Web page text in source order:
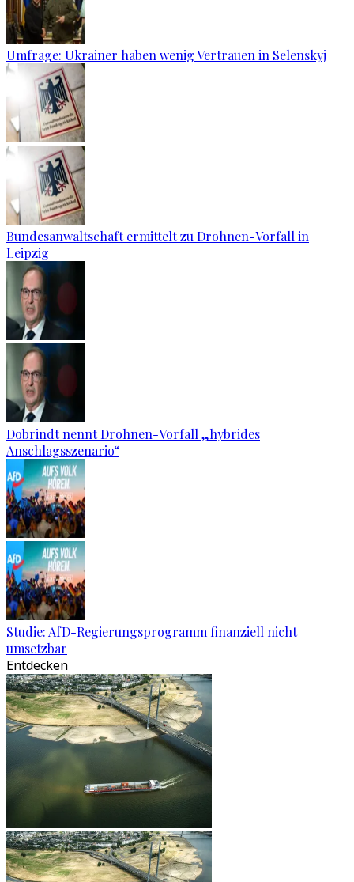
Umfrage: Ukrainer haben wenig Vertrauen in Selenskyj
Bundesanwaltschaft ermittelt zu Drohnen-Vorfall in
Leipzig
Dobrindt nennt Drohnen-Vorfall „hybrides
Anschlagsszenario“
Studie: AfD-Regierungsprogramm finanziell nicht
umsetzbar
Entdecken